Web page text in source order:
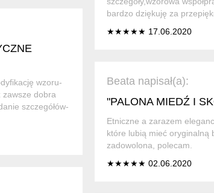
bardzo dziękuję za
★★★★★ 17.06.2020
wzoru-
dobra
szczegółów-
Beata napisał(a):
"PALONA MIEDŹ I
Etniczne a zarazem
które lubią mieć oryginalną
zadowolona, polecam.
★★★★★ 02.06.2020